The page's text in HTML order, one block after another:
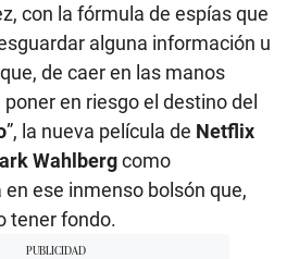
con la fórmula de espías que
alguna información u
de caer en las manos
en riesgo el destino del
”, la nueva película de Netflix
Wahlbergcomo
ese inmenso bolsón que,
tener fondo.